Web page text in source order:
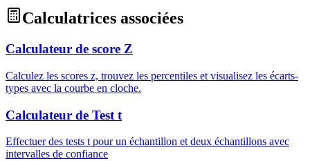
Calculatrices associées
Calculateur de score Z
Calculez les scores z, trouvez les percentiles et visualisez les écarts-
types avec la courbe en cloche.
Calculateur de Test t
Effectuer des tests t pour un échantillon et deux échantillons avec
intervalles de confiance